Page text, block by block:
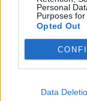
Personal
Purposes for
Opted Out
Data
database ad uso
CONTATTACI